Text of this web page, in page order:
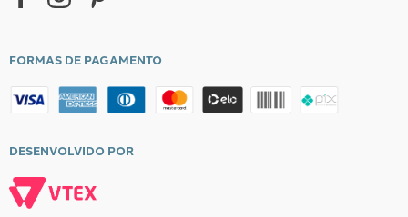
FORMAS DE PAGAMENTO
DESENVOLVIDO POR